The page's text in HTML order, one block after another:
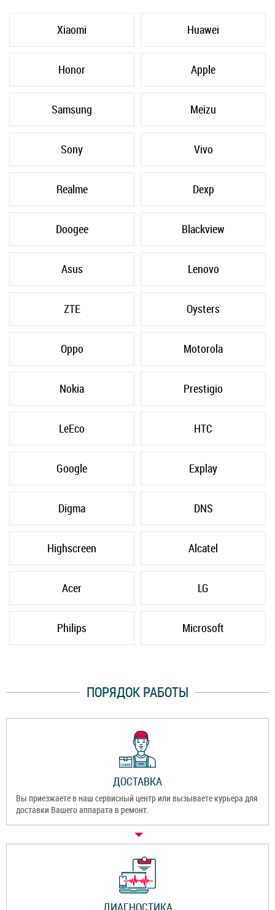
Xiaomi Huawei
Honor Apple
Samsung Meizu
Sony Vivo
Realme Dexp
Doogee Blackview
Asus Lenovo
ZTE Oysters
Oppo Motorola
Nokia Prestigio
LeEco HTC
Google Explay
Digma DNS
Highscreen Alcatel
Acer LG
Philips Microsoft
ПОРЯДОК РАБОТЫ
ДОСТАВКА
Вы приезжаете в наш сервисный центр или вызываете курьера для
доставки Вашего аппарата в ремонт.
ДИАГНОСТИКА